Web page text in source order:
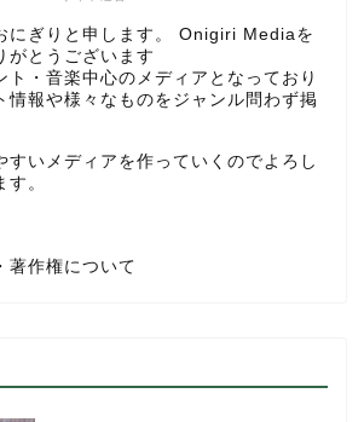
にぎりと申します。 Onigiri Mediaを
がとうございます
ト・音楽中心のメディアとなっており
情報や様々なものをジャンル問わず掲
すいメディアを作っていくのでよろし
。
著作権について